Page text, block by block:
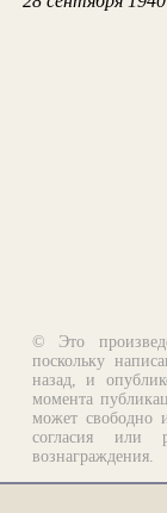
© Это
поскольку
назад, и
момента
может свободно
согласия или
вознаграждения.